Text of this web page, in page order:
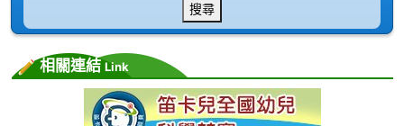
搜尋
相關連結Link